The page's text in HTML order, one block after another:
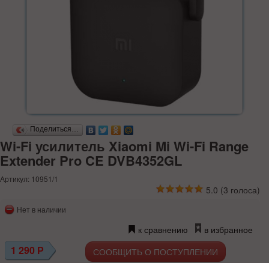
Поделиться…
Wi-Fi усилитель Xiaomi Mi Wi-Fi Range
Extender Pro CE DVB4352GL
Артикул: 10951/1
5.0 (3 голоса)
Нет в наличии
к сравнению в избранное
1 290 Р СООБЩИТЬ О ПОСТУПЛЕНИИ